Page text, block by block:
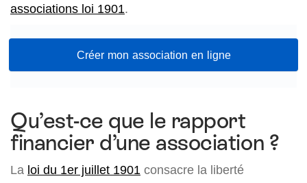
associations loi 1901.
Créer mon association en ligne
Qu’est-ce que le rapport
financier d’une association ?
La loi du 1er juillet 1901 consacre la liberté